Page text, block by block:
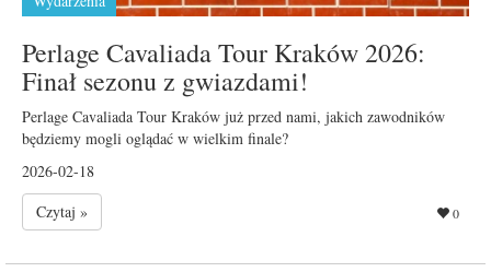
Perlage Cavaliada Tour Kraków 2026:
Finał sezonu z gwiazdami!
Perlage Cavaliada Tour Kraków już przed nami, jakich zawodników
będziemy mogli oglądać w wielkim finale?
2026-02-18
Czytaj »
0